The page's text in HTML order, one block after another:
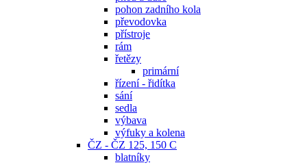
pohon zadního kola
převodovka
přístroje
rám
řetězy
primární
řízení - řidítka
sání
sedla
výbava
výfuky a kolena
ČZ - ČZ 125, 150 C
blatníky